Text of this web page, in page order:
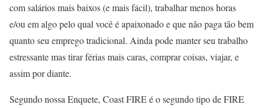
com salários mais baixos (e mais fácil), trabalhar menos horas
e/ou em algo pelo qual você é apaixonado e que não paga tão bem
quanto seu emprego tradicional. Ainda pode manter seu trabalho
estressante mas tirar férias mais caras, comprar coisas, viajar, e
assim por diante.
Segundo nossa Enquete, Coast FIRE é o segundo tipo de FIRE